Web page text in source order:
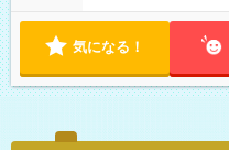
気になる！